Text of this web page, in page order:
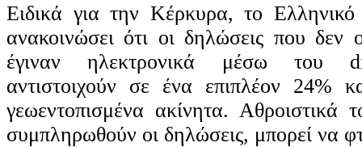
Ειδικά για την Κέρκυρα, το Ελληνικό
ανακοινώσει ότι οι δηλώσεις που δεν
έγιναν ηλεκτρονικά μέσω του
αντιστοιχούν σε ένα επιπλέον 24%
γεωεντοπισμένα ακίνητα. Αθροιστικά
συμπληρωθούν οι δηλώσεις, μπορεί να